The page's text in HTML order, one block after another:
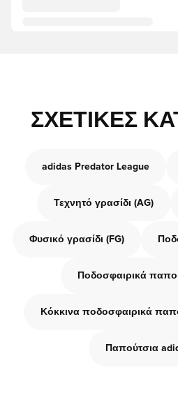
ΣΧΕΤΙΚΈΣ
adidas Predator League
Τεχνητό γρασίδι (AG)
Φυσικό γρασίδι (FG)
Ποδοσφαιρικά
Κόκκινα ποδοσφαιρικά
Παπούτσια